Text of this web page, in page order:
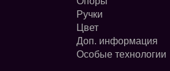
Ручки
Цвет
Доп. информация
Особые технологии